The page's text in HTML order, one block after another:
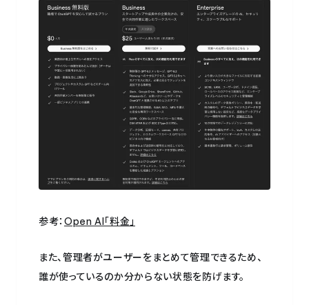
参考： Open AI「料金」
また、管理者がユーザーをまとめて管理できるため、
誰が使っているのか分からない状態を防げます。